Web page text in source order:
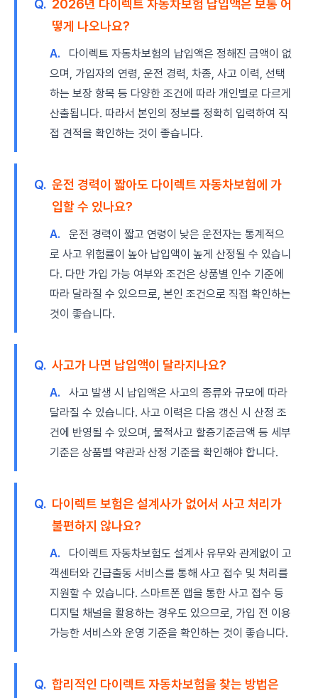
Q. 2026년 다이렉트 자동차보험 납입액은 보통 어
떻게 나오나요?
A.
다이렉트 자동차보험의 납입액은 정해진 금액이 없
으며, 가입자의 연령, 운전 경력, 차종, 사고 이력, 선택
하는 보장 항목 등 다양한 조건에 따라 개인별로 다르게
산출됩니다. 따라서 본인의 정보를 정확히 입력하여 직
접 견적을 확인하는 것이 좋습니다.
Q. 운전 경력이 짧아도 다이렉트 자동차보험에 가
입할 수 있나요?
A.
운전 경력이 짧고 연령이 낮은 운전자는 통계적으
로 사고 위험률이 높아 납입액이 높게 산정될 수 있습니
다. 다만 가입 가능 여부와 조건은 상품별 인수 기준에
따라 달라질 수 있으므로, 본인 조건으로 직접 확인하는
것이 좋습니다.
Q. 사고가 나면 납입액이 달라지나요?
A.
사고 발생 시 납입액은 사고의 종류와 규모에 따라
달라질 수 있습니다. 사고 이력은 다음 갱신 시 산정 조
건에 반영될 수 있으며, 물적사고 할증기준금액 등 세부
기준은 상품별 약관과 산정 기준을 확인해야 합니다.
Q. 다이렉트 보험은 설계사가 없어서 사고 처리가
불편하지 않나요?
A.
다이렉트 자동차보험도 설계사 유무와 관계없이 고
객센터와 긴급출동 서비스를 통해 사고 접수 및 처리를
지원할 수 있습니다. 스마트폰 앱을 통한 사고 접수 등
디지털 채널을 활용하는 경우도 있으므로, 가입 전 이용
가능한 서비스와 운영 기준을 확인하는 것이 좋습니다.
Q. 합리적인 다이렉트 자동차보험을 찾는 방법은